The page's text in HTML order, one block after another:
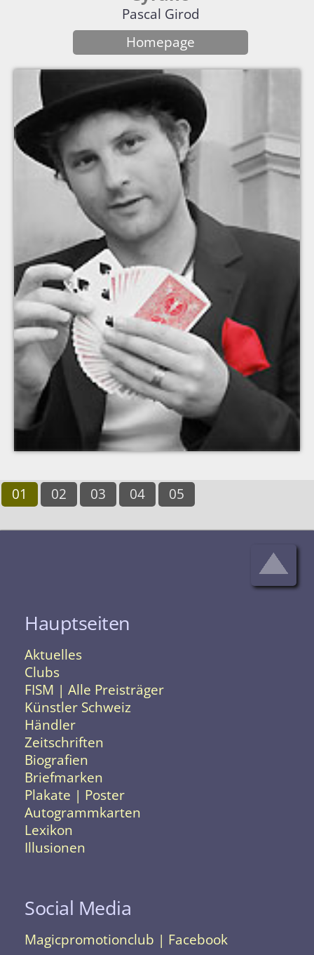
Pascal Girod
Homepage
01 02 03 04 05
Hauptseiten
Aktuelles
Clubs
FISM | Alle Preisträger
Künstler Schweiz
Händler
Zeitschriften
Biografien
Briefmarken
Plakate | Poster
Autogrammkarten
Lexikon
Illusionen
Social Media
Magicpromotionclub | Facebook